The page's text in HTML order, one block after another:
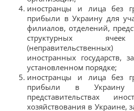
иностранцы и лица без
прибыли в Украину для
филиалов, отделений,
структурных
иностранных государств,
установленном порядке;
иностранцы и лица без
прибыли в
представительствах
хозяйствования в Украине,